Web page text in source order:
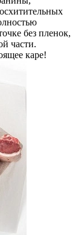
без пленок,
части.
каре!